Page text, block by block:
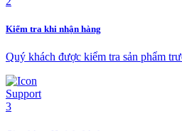
Kiểm tra khi nhận hàng
Quý khách được kiểm tra sản phẩm